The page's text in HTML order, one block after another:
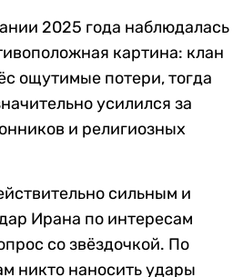
2025 года наблюдалась
картина: клан
ощутимые потери, тогда
усилился за
и религиозных
сильным и
Ирана по интересам
со звёздочкой. По
никто наносить удары